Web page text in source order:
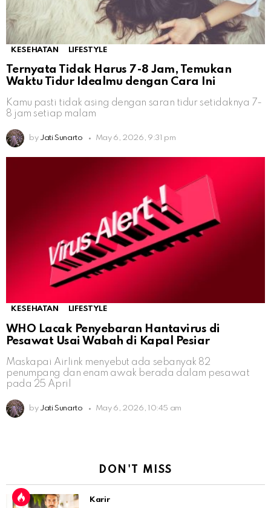
KESEHATAN LIFESTYLE
Ternyata Tidak Harus 7-8 Jam, Temukan
Waktu Tidur Idealmu dengan Cara Ini
Kamu pasti tidak asing dengan saran tidur setidaknya 7-
8 jam setiap malam
by Jati Sunarto May 6, 2026, 9:31 pm
KESEHATAN LIFESTYLE
WHO Lacak Penyebaran Hantavirus di
Pesawat Usai Wabah di Kapal Pesiar
Maskapai Airlink menyebut ada sebanyak 82
penumpang dan enam awak berada dalam pesawat
pada 25 April
by Jati Sunarto May 6, 2026, 10:45 am
DON'T MISS
Karir